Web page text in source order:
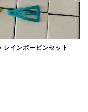
インボーピンセット